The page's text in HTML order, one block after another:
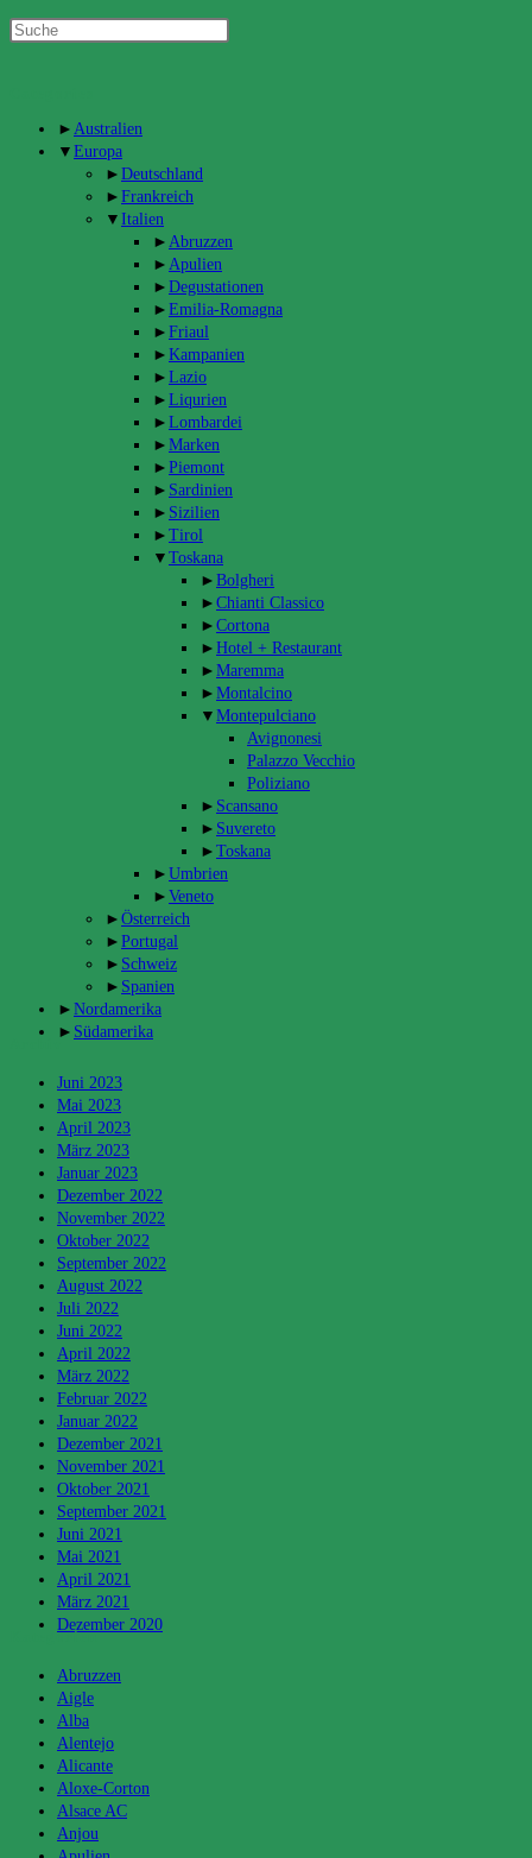
► Australien
▼ Europa
► Deutschland
► Frankreich
▼ Italien
► Abruzzen
► Apulien
► Degustationen
► Emilia-Romagna
► Friaul
► Kampanien
► Lazio
► Liqurien
► Lombardei
► Marken
► Piemont
► Sardinien
► Sizilien
► Tirol
▼ Toskana
► Bolgheri
► Chianti Classico
► Cortona
► Hotel + Restaurant
► Maremma
► Montalcino
▼ Montepulciano
Avignonesi
Palazzo Vecchio
Poliziano
► Scansano
► Suvereto
► Toskana
► Umbrien
► Veneto
► Österreich
► Portugal
► Schweiz
► Spanien
► Nordamerika
► Südamerika
Juni 2023
Mai 2023
April 2023
März 2023
Januar 2023
Dezember 2022
November 2022
Oktober 2022
September 2022
August 2022
Juli 2022
Juni 2022
April 2022
März 2022
Februar 2022
Januar 2022
Dezember 2021
November 2021
Oktober 2021
September 2021
Juni 2021
Mai 2021
April 2021
März 2021
Dezember 2020
Kategorien
Abruzzen
Aigle
Alba
Alentejo
Alicante
Aloxe-Corton
Alsace AC
Anjou